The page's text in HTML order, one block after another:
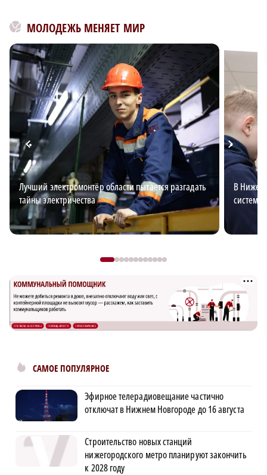
МОЛОДЕЖЬ МЕНЯЕТ МИР
Лучший электромонтёр области пытается разгадать
тайны электричества
В
система
САМОЕ ПОПУЛЯРНОЕ
Эфирное телерадиовещание частично
отключат в Нижнем Новгороде до 16 августа
Строительство новых станций
нижегородского метро планируют закончить
к 2028 году